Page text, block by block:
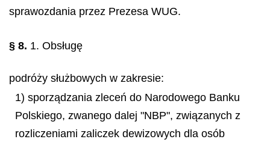
sprawozdania przez Prezesa WUG.
§ 8. 1. Obsługę
podróży służbowych w zakresie:
1) sporządzania zleceń do Narodowego Banku
Polskiego, zwanego dalej "NBP", związanych z
rozliczeniami zaliczek dewizowych dla osób